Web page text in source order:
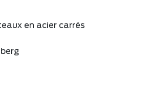
en acier carrés